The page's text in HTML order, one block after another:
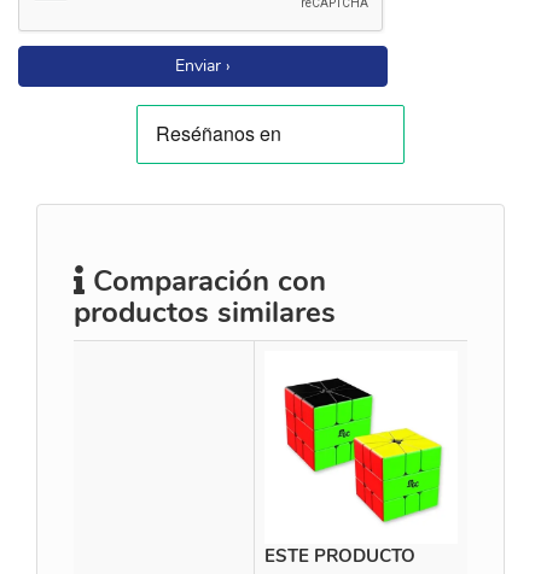
Enviar ›
Comparación con
productos similares
ESTE PRODUCTO